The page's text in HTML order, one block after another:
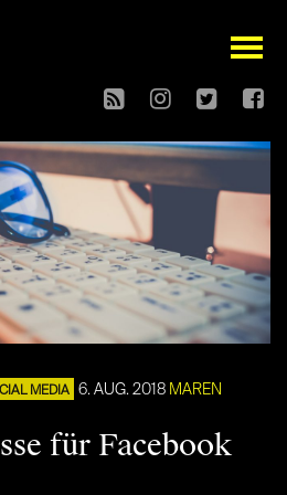
open
MEDIA 6. AUG. 2018 MAREN
für Facebook